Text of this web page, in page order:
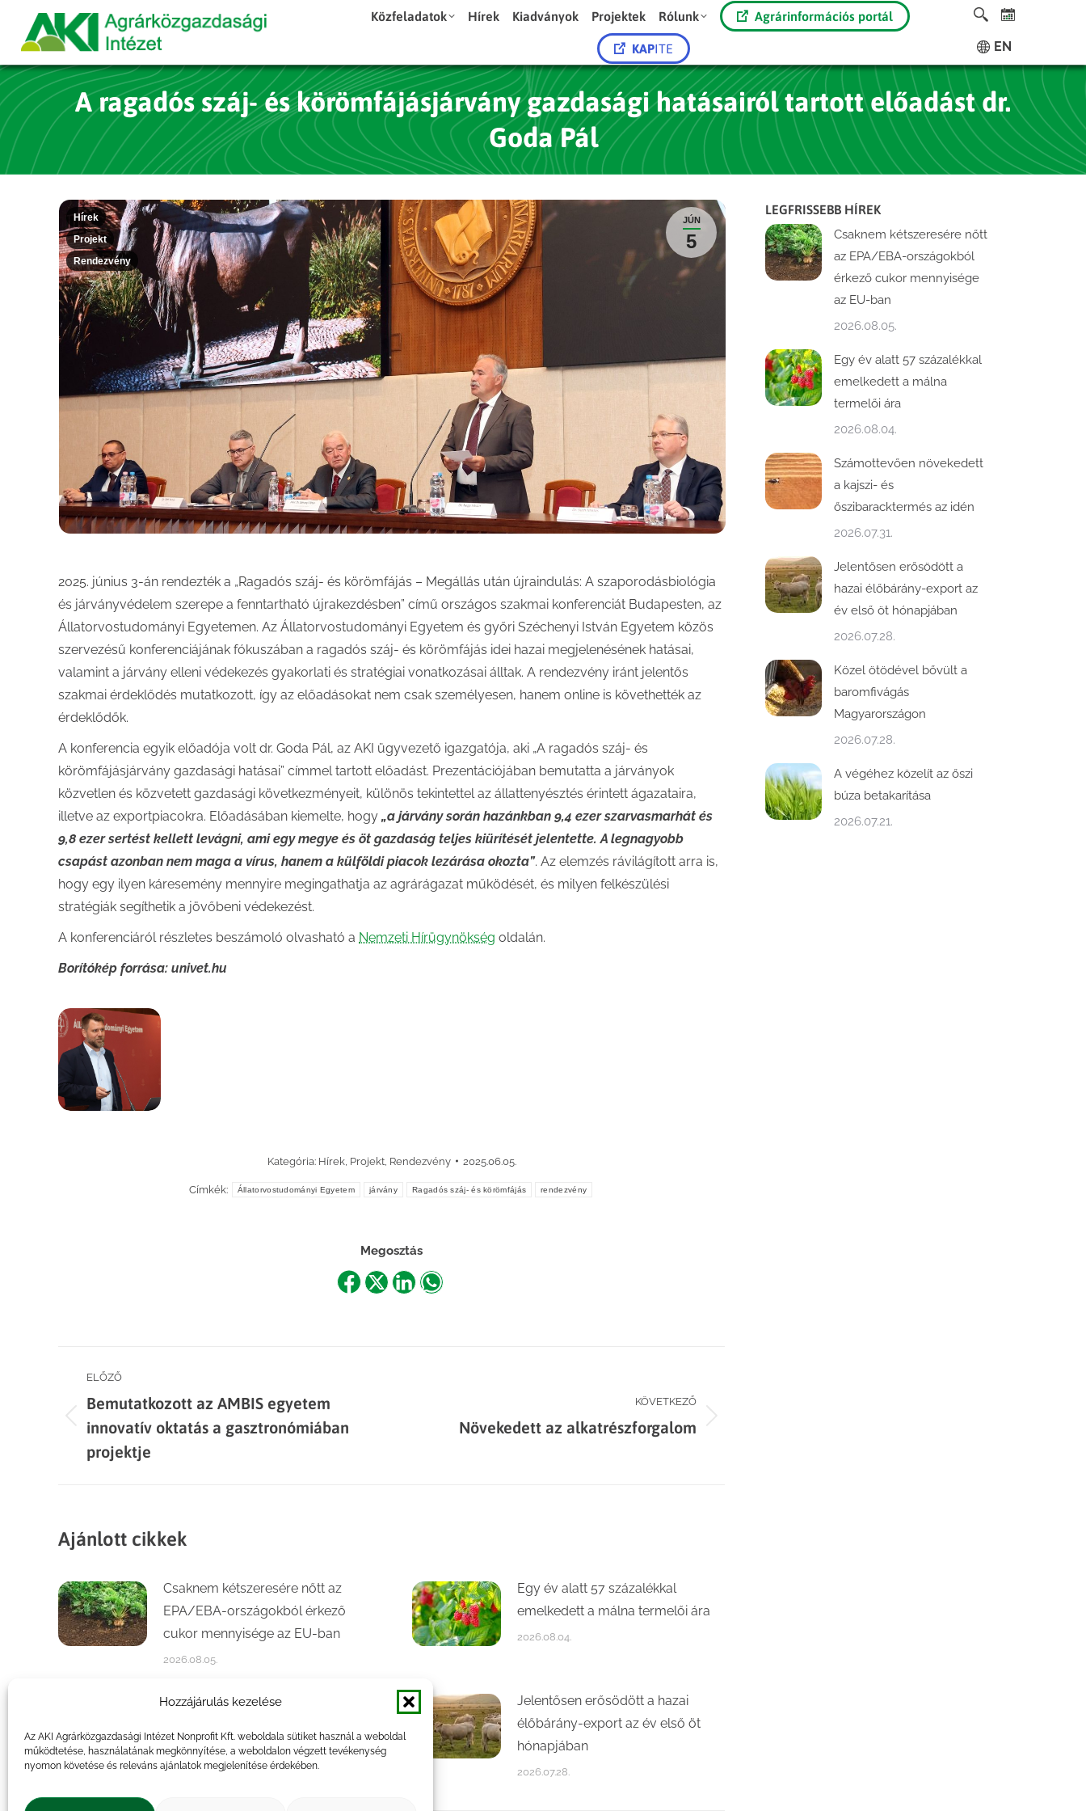
Hozzájárulás kezelése
Az AKI Agrárközgazdasági Intézet Nonprofit Kft. weboldala sütiket használ a weboldal
működtetése, használatának megkönnyítése, a weboldalon végzett tevékenység
nyomon követése és releváns ajánlatok megjelenítése érdekében.
Közfeladatok Hírek Kiadványok Projektek Rólunk Agrárinformációs portál
KAPITE EN
A ragadós száj- és körömfájásjárvány gazdasági hatásairól tartott előadást dr.
Goda Pál
JÚN
5
Hírek
Projekt
Rendezvény
2025. június 3-án rendezték a „Ragadós száj- és körömfájás – Megállás után újraindulás: A szaporodásbiológia
és járványvédelem szerepe a fenntartható újrakezdésben” című országos szakmai konferenciát Budapesten, az
Állatorvostudományi Egyetemen. Az Állatorvostudományi Egyetem és győri Széchenyi István Egyetem közös
szervezésű konferenciájának fókuszában a ragadós száj- és körömfájás idei hazai megjelenésének hatásai,
valamint a járvány elleni védekezés gyakorlati és stratégiai vonatkozásai álltak. A rendezvény iránt jelentős
szakmai érdeklődés mutatkozott, így az előadásokat nem csak személyesen, hanem online is követhették az
érdeklődők.
A konferencia egyik előadója volt dr. Goda Pál, az AKI ügyvezető igazgatója, aki „A ragadós száj- és
körömfájásjárvány gazdasági hatásai” címmel tartott előadást. Prezentációjában bemutatta a járványok
közvetlen és közvetett gazdasági következményeit, különös tekintettel az állattenyésztés érintett ágazataira,
illetve az exportpiacokra. Előadásában kiemelte, hogy „a járvány során hazánkban 9,4 ezer szarvasmarhát és
9,8 ezer sertést kellett levágni, ami egy megye és öt gazdaság teljes kiürítését jelentette. A legnagyobb
csapást azonban nem maga a vírus, hanem a külföldi piacok lezárása okozta”. Az elemzés rávilágított arra is,
hogy egy ilyen káresemény mennyire megingathatja az agrárágazat működését, és milyen felkészülési
stratégiák segíthetik a jövőbeni védekezést.
A konferenciáról részletes beszámoló olvasható a Nemzeti Hírügynökség oldalán.
Borítókép forrása: univet.hu
Kategória: Hírek, Projekt, Rendezvény 2025.06.05.
Címkék: Állatorvostudományi Egyetem járvány Ragadós száj- és körömfájás rendezvény
Megosztás
ShareShareShareShare
Post
navigation
ELŐZŐ
Previous
post:
Bemutatkozott az AMBIS egyetem
innovatív oktatás a gasztronómiában
projektje
KÖVETKEZŐ
Növekedett az alkatrészforgalom
Ajánlott cikkek
Csaknem kétszeresére nőtt az
EPA/EBA-országokból érkező
cukor mennyisége az EU-ban
2026.08.05.
Egy év alatt 57 százalékkal
emelkedett a málna termelői ára
2026.08.04.
Számottevően növekedett a
idén
2026.07.31.
Jelentősen erősödött a hazai
élőbárány-export az év első öt
hónapjában
2026.07.28.
LEGFRISSEBB HÍREK
Csaknem kétszeresére nőtt
az EPA/EBA-országokból
érkező cukor mennyisége
az EU-ban
2026.08.05.
Egy év alatt 57 százalékkal
emelkedett a málna
termelői ára
2026.08.04.
Számottevően növekedett
a kajszi- és
őszibaracktermés az idén
2026.07.31.
Jelentősen erősödött a
hazai élőbárány-export az
év első öt hónapjában
2026.07.28.
Közel ötödével bővült a
baromfivágás
Magyarországon
2026.07.28.
A végéhez közelít az őszi
búza betakarítása
2026.07.21.